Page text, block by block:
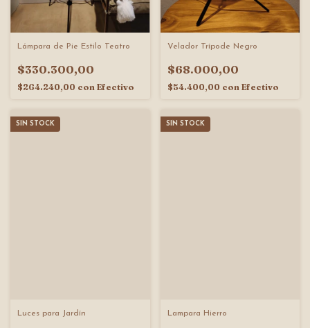
Lámpara de Pie Estilo Teatro
$330.300,00
$264.240,00 con Efectivo
Velador Trípode Negro
$68.000,00
$54.400,00 con Efectivo
SIN STOCK
Luces para Jardín
SIN STOCK
Lampara Hierro